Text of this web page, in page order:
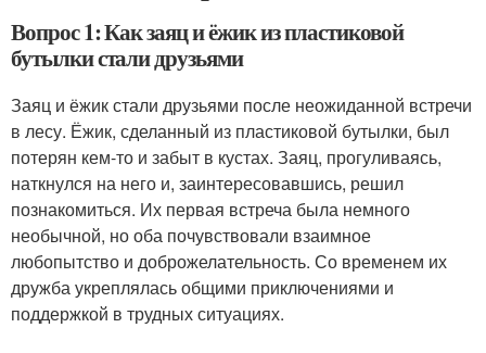
Вопрос 1: Как заяц и ёжик из пластиковой
бутылки стали друзьями
Заяц и ёжик стали друзьями после неожиданной встречи
в лесу. Ёжик, сделанный из пластиковой бутылки, был
потерян кем-то и забыт в кустах. Заяц, прогуливаясь,
наткнулся на него и, заинтересовавшись, решил
познакомиться. Их первая встреча была немного
необычной, но оба почувствовали взаимное
любопытство и доброжелательность. Со временем их
дружба укреплялась общими приключениями и
поддержкой в трудных ситуациях.